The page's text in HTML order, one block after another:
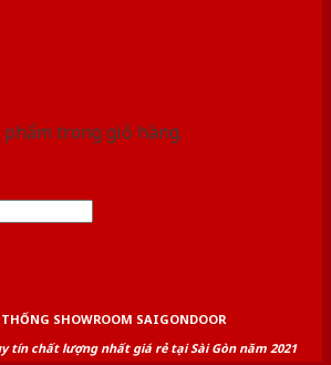
phẩm trong giỏ hàng.
THỐNG SHOWROOM SAIGONDOOR
tín chất lượng nhất giá rẻ tại Sài Gòn năm 2021